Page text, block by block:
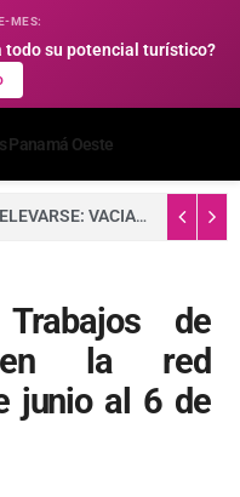
MES:
todo su potencial turístico?
CUARTO PUENTE COMIENZA A ELEVARSE: VACIADO DE CONCRETO FORTALECE LA BASE DE UNA DE SUS TORRES PRINCIPALES
de
en la red
junio al 6 de